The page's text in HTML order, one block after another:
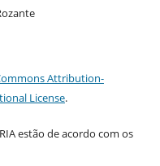
Attribution-
License.
estão de acordo com os